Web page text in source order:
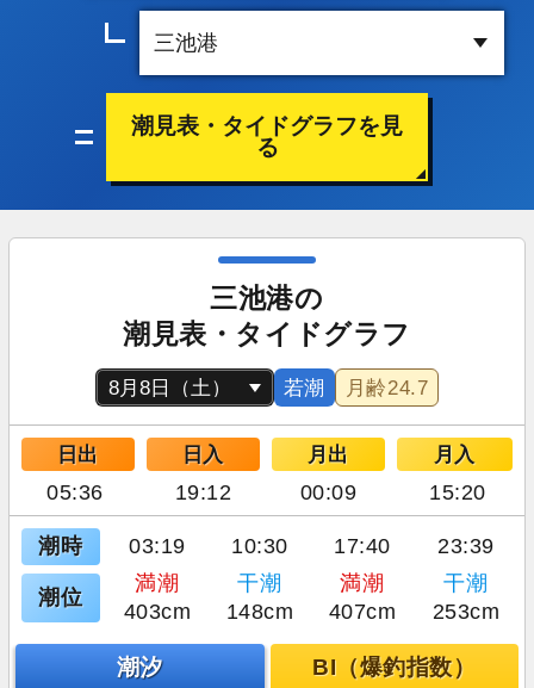
潮見表・タイドグラフを見
る
三池港の
潮見表・タイドグラフ
若潮 月齢24.7
日出 日入 月出 月入
05:36 19:12 00:09 15:20
潮時 03:19 10:30 17:40 23:39
潮位
満潮 干潮 満潮
干潮
403cm
148cm 407cm 253cm
潮汐 BI（爆釣指数）